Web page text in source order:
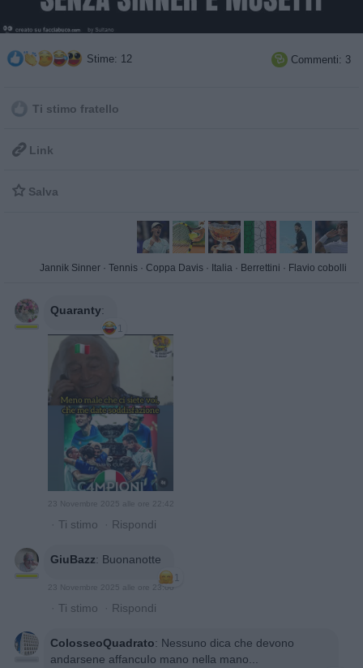
Stime: 12  Commenti: 3
Ti stimo fratello
 Link
 Salva
Jannik Sinner · Tennis · Coppa Davis · Italia · Berrettini · Flavio cobolli
Quaranty:
1
23 Novembre 2025 alle ore 22:42
· Ti stimo · Rispondi
GiuBazz: Buonanotte
1
23 Novembre 2025 alle ore 23:00
· Ti stimo · Rispondi
ColosseoQuadrato: Nessuno dica che devono
andarsene affancuIo mano nella mano...